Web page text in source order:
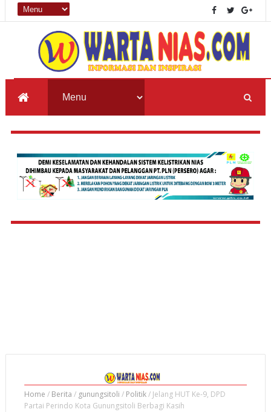
Home / Berita / gunungsitoli / Politik/ Jelang HUT Ke-9, DPD
Partai Perindo Kota Gunungsitoli Berbagi Kasih